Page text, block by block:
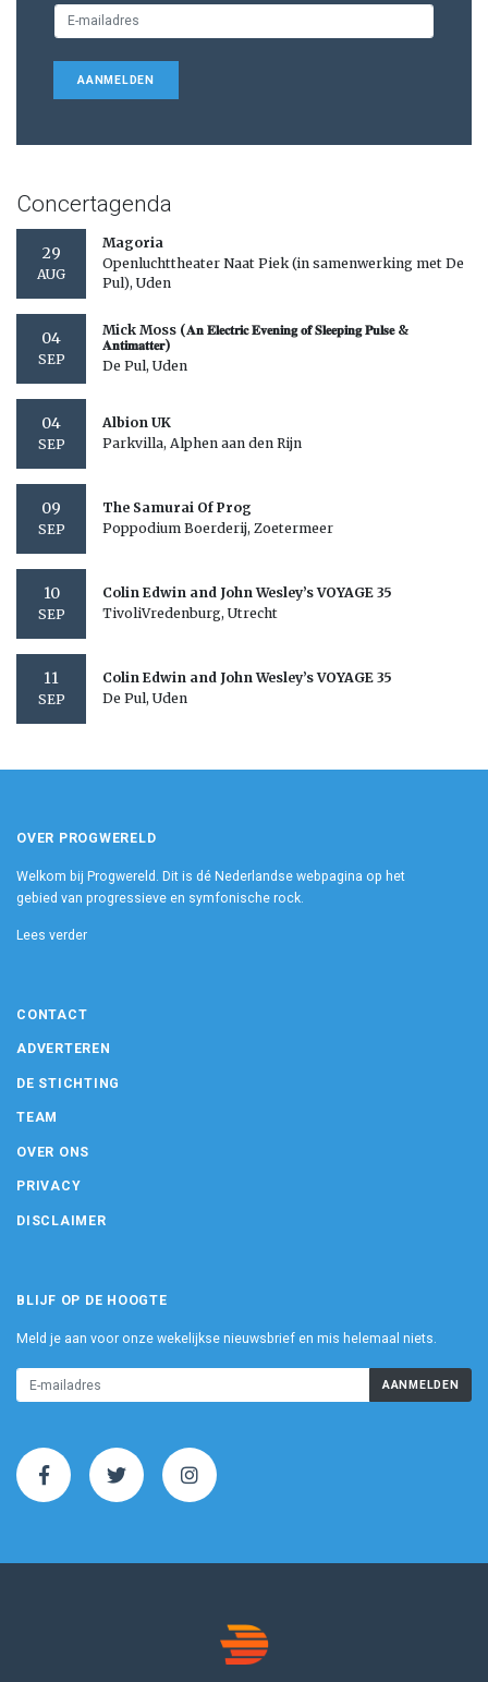
AANMELDEN
Concertagenda
29
AUG
Magoria
Openluchttheater Naat Piek (in samenwerking met De
Pul), Uden
04
SEP
Mick Moss (𝐀𝐧 𝐄𝐥𝐞𝐜𝐭𝐫𝐢𝐜 𝐄𝐯𝐞𝐧𝐢𝐧𝐠 𝐨𝐟 𝐒𝐥𝐞𝐞𝐩𝐢𝐧𝐠 𝐏𝐮𝐥𝐬𝐞 &
𝐀𝐧𝐭𝐢𝐦𝐚𝐭𝐭𝐞𝐫)
De Pul, Uden
04
SEP
Albion UK
Parkvilla, Alphen aan den Rijn
09
SEP
The Samurai Of Prog
Poppodium Boerderij, Zoetermeer
10
SEP
Colin Edwin and John Wesley’s VOYAGE 35
TivoliVredenburg, Utrecht
11
SEP
Colin Edwin and John Wesley’s VOYAGE 35
De Pul, Uden
OVER PROGWERELD
Welkom bij Progwereld. Dit is dé Nederlandse webpagina op het
gebied van progressieve en symfonische rock.
Lees verder
CONTACT
ADVERTEREN
DE STICHTING
TEAM
OVER ONS
PRIVACY
DISCLAIMER
BLIJF OP DE HOOGTE
Meld je aan voor onze wekelijkse nieuwsbrief en mis helemaal niets.
AANMELDEN